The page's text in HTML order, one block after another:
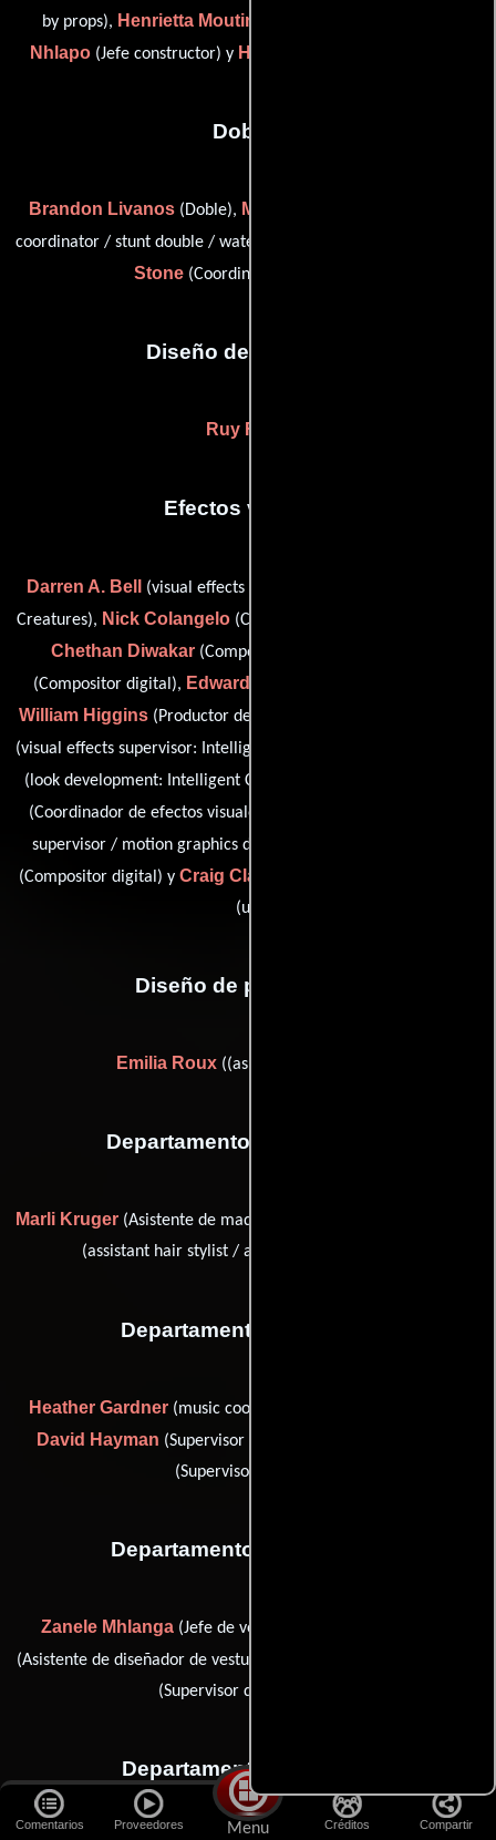
Comentarios Proveedores Menu Créditos Compartir
by props), Henrietta Moutinho
Nhlapo (Jefe constructor) y Hansie Sedibe
Dobles
Brandon Livanos (Doble), Mick 'Stuntie' Milligan
coordinator / stunt double / water safety coordinator) y
Stone (Coordinador de dobles)
Diseño de vestuario
Ruy Filipe
Efectos visuales
Darren A. Bell
(visual effects executive producer: Intelligent
Creatures), Nick Colangelo (Coordinador de efectos visuales),
Chethan Diwakar (Compositor),
(Compositor digital), Edward Grad
William Higgins(Productor de efectos visuales),
(visual effects supervisor: Intelligent Creatures),
(look development: Intelligent Creatures),
(Coordinador de efectos visuales),
supervisor / motion graphics designer),
(Compositor digital) y Craig Clarke
(u))
Diseño de producción
Emilia Roux ((as Emelia Weavind))
Departamento de maquillaje
Marli Kruger(Asistente de maquillaje) y
(assistant hair stylist / assistant makeup artist)
Departamento de musica
Heather Gardner(music coordinator (as Heather Adamo)),
David Hayman (Supervisor musical) y
(Supervisor musical)
Departamento de vestuario
Zanele Mhlanga (Jefe de vestuaristas),
(Asistente de diseñador de vestuario) y
(Supervisor de vestuario)
Departamento de reparto